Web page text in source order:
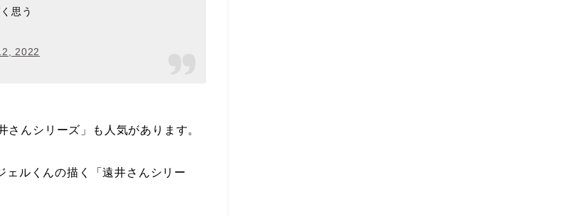
思う
2022
んシリーズ」も人気があります。
ェルくんの描く「遠井さんシリー